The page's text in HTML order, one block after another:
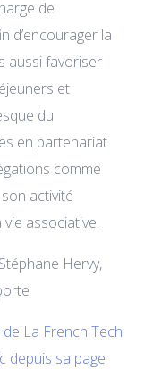
de
d’encourager la
aussi favoriser
et
du
en partenariat
comme
activité
associative.
Stéphane Hervy,
La French Tech
depuis sa page